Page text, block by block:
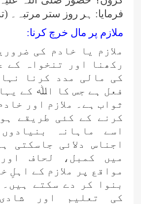
فرمایا: ہر روز ستر
ملازم پر مال خرچ کرنا:
ملازم یا خادم کی
رکھنا اور تنخواہ کے
کی مالی مدد کرنا
فعل ہے جس کا اﷲ کے
ثواب ہے۔ ملازم اور
کرنے کے کئی طریقے
اسے ماہانہ
اجناس دلائی جاسکتی
میں کمبل، لحاف
مواقع پر ملازم کے اہلِ
بنوا کر دے سکتے
کی تعلیم اور